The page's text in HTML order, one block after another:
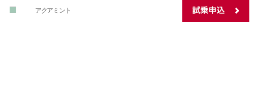
アクアミント